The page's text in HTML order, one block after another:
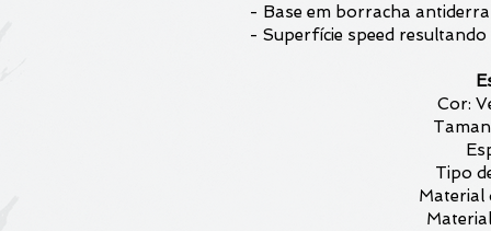
- Base em borracha
- Superfície speed
Cor:
Tipo
Material